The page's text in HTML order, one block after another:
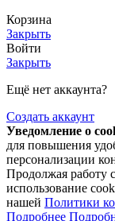
Корзина
Закрыть
Войти
Закрыть
Ещё нет аккаунта?
Создать аккаунт
Уведомление о
для повышения
персонализации
Продолжая работу
использование
нашей Политики
Подробнее